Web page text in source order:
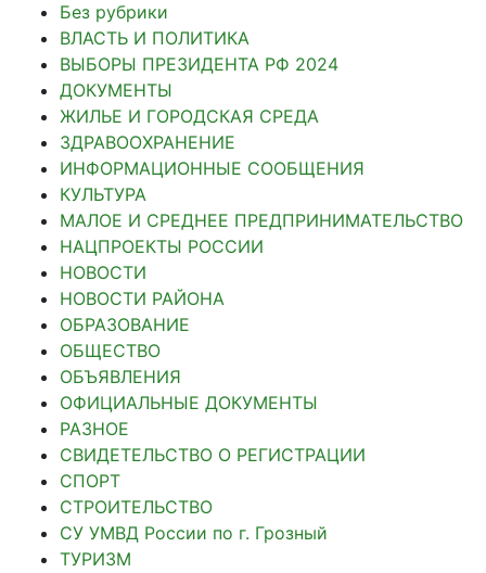
Без рубрики
ВЛАСТЬ И ПОЛИТИКА
ВЫБОРЫ ПРЕЗИДЕНТА РФ 2024
ДОКУМЕНТЫ
ЖИЛЬЕ И ГОРОДСКАЯ СРЕДА
ЗДРАВООХРАНЕНИЕ
ИНФОРМАЦИОННЫЕ СООБЩЕНИЯ
КУЛЬТУРА
МАЛОЕ И СРЕДНЕЕ ПРЕДПРИНИМАТЕЛЬСТВО
НАЦПРОЕКТЫ РОССИИ
НОВОСТИ
НОВОСТИ РАЙОНА
ОБРАЗОВАНИЕ
ОБЩЕСТВО
ОБЪЯВЛЕНИЯ
ОФИЦИАЛЬНЫЕ ДОКУМЕНТЫ
РАЗНОЕ
СВИДЕТЕЛЬСТВО О РЕГИСТРАЦИИ
СПОРТ
СТРОИТЕЛЬСТВО
СУ УМВД России по г. Грозный
ТУРИЗМ